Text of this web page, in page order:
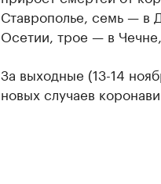
Ставрополье, семь — в
Осетии, трое — в
За выходные (13-14
новых случаев